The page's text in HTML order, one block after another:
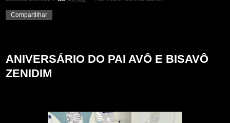
Compartilhar
ANIVERSÁRIO DO PAI AVÔ E BISAVÔ
ZENIDIM